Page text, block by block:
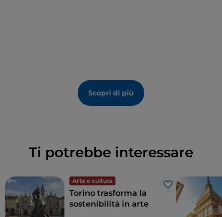
Scopri di più
Ti potrebbe interessare
Arte e cultura
Like
Torino trasforma la
sostenibilità in arte